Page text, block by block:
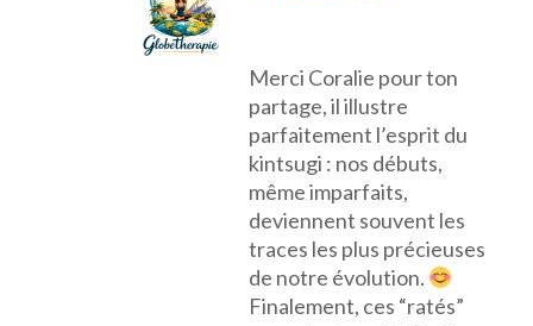
Merci Coralie pour ton
partage, il illustre
parfaitement l’esprit du
kintsugi : nos débuts,
même imparfaits,
deviennent souvent les
traces les plus précieuses
de notre évolution.
Finalement, ces “ratés”